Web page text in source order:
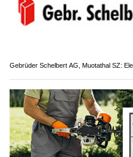
Gebrüder Schelbert AG, Muotathal SZ: